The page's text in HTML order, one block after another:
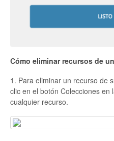
Cómo eliminar recursos de
1. Para eliminar un recurso de
clic en el botón Colecciones
cualquier recurso.